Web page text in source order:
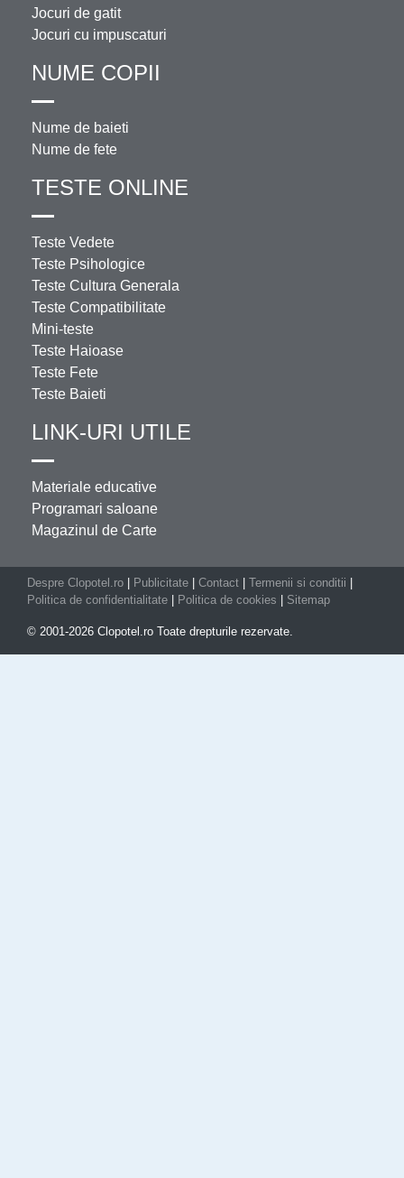
Jocuri de gatit
Jocuri cu impuscaturi
NUME COPII
Nume de baieti
Nume de fete
TESTE ONLINE
Teste Vedete
Teste Psihologice
Teste Cultura Generala
Teste Compatibilitate
Mini-teste
Teste Haioase
Teste Fete
Teste Baieti
LINK-URI UTILE
Materiale educative
Programari saloane
Magazinul de Carte
Despre Clopotel.ro Publicitate Contact Termenii si conditii
Politica de confidentialitate
Politica de cookies Sitemap
© 2001-2026 Clopotel.ro Toate drepturile rezervate.